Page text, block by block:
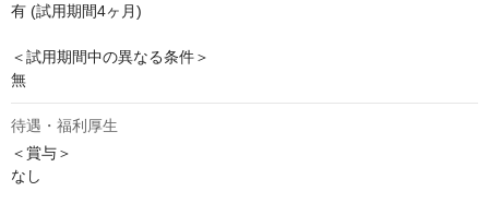
有 (試用期間4ヶ月)
＜試用期間中の異なる条件＞
無
待遇・福利厚生
＜賞与＞
なし